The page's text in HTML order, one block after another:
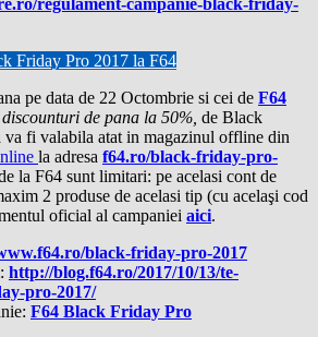
Friday Pro 2017 la F64
pe data de 22 Octombrie si cei de F64
de pana la 50%, de Black
fi valabila atat in magazinul offline din
la adresa f64.ro/black-friday-pro-
la F64 sunt limitari: pe acelasi cont de
2 produse de acelasi tip (cu acelaşi cod
oficial al campaniei aici.
black-friday-pro-2017
http://blog.f64.ro/2017/10/13/te-
pro-2017/
F64 Black Friday Pro